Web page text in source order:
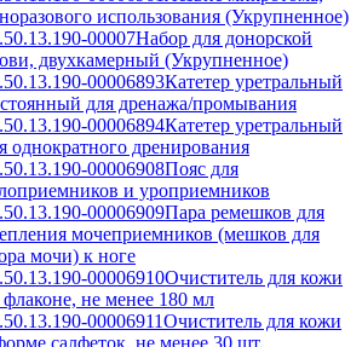
использования (Укрупненное)
00007Набор для донорской
двухкамерный (Укрупненное)
00006893Катетер уретральный
для дренажа/промывания
00006894Катетер уретральный
однократного дренирования
00006908Пояс для
и уроприемников
00006909Пара ремешков для
мочеприемников (мешков для
мочи) к ноге
00006910Очиститель для кожи
флаконе, не менее 180 мл
00006911Очиститель для кожи
салфеток, не менее 30 шт.